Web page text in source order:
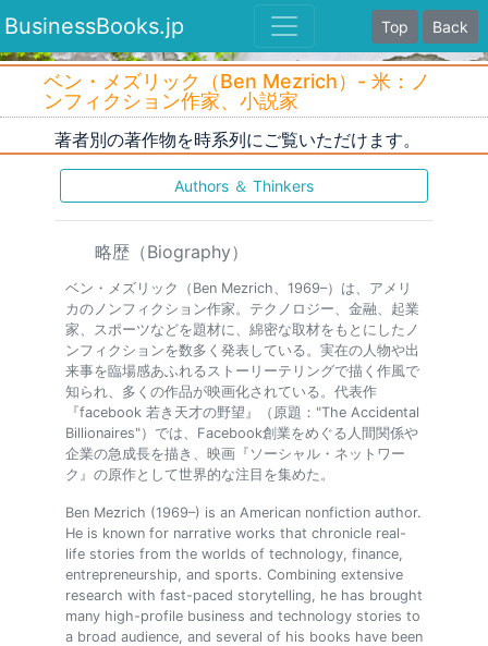
BusinessBooks.jp Top Back
ベン・メズリック（Ben Mezrich）- 米：ノ
ンフィクション作家、小説家
著者別の著作物を時系列にご覧いただけます。
Authors ＆ Thinkers
略歴（Biography）
ベン・メズリック（Ben Mezrich、1969–）は、アメリ
カのノンフィクション作家。テクノロジー、金融、起業
家、スポーツなどを題材に、綿密な取材をもとにしたノ
ンフィクションを数多く発表している。実在の人物や出
来事を臨場感あふれるストーリーテリングで描く作風で
知られ、多くの作品が映画化されている。代表作
『facebook 若き天才の野望』（原題："The Accidental
Billionaires"）では、Facebook創業をめぐる人間関係や
企業の急成長を描き、映画『ソーシャル・ネットワー
ク』の原作として世界的な注目を集めた。
Ben Mezrich (1969–) is an American nonfiction author.
He is known for narrative works that chronicle real-
life stories from the worlds of technology, finance,
entrepreneurship, and sports. Combining extensive
research with fast-paced storytelling, he has brought
many high-profile business and technology stories to
a broad audience, and several of his books have been